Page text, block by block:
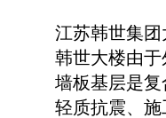
江苏韩世集团
韩世大楼由
墙板基层是
轻质抗震、